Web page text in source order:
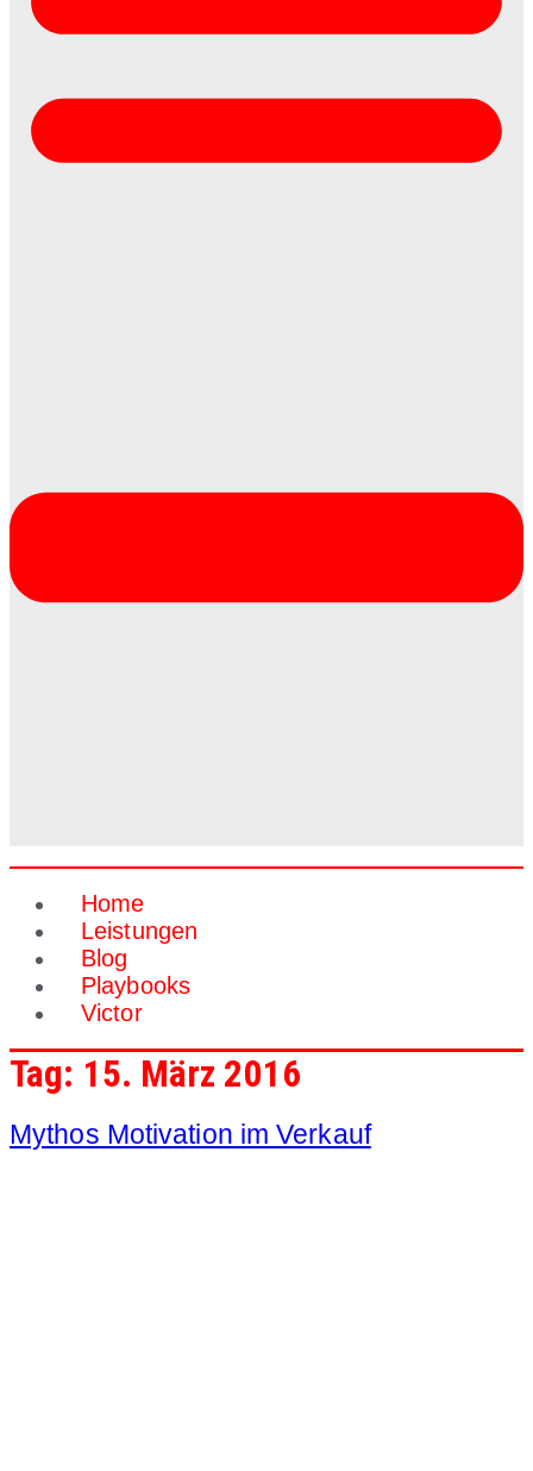
Home
Leistungen
Blog
Playbooks
Victor
Tag: 15. März 2016
Mythos Motivation im Verkauf